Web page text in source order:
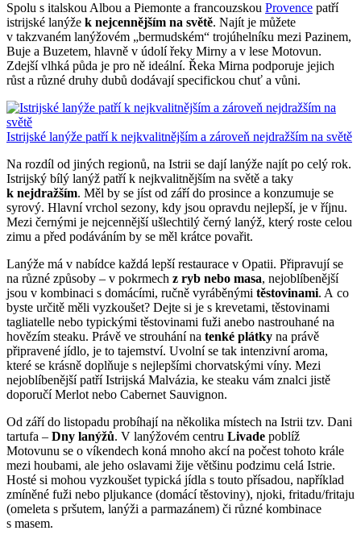
Spolu s italskou Albou a Piemonte a francouzskou Provence patří
istrijské lanýže k nejcennějším na světě. Najít je můžete
v takzvaném lanýžovém „bermudském“ trojúhelníku mezi Pazinem,
Buje a Buzetem, hlavně v údolí řeky Mirny a v lese Motovun.
Zdejší vlhká půda je pro ně ideální. Řeka Mirna podporuje jejich
růst a různé druhy dubů dodávají specifickou chuť a vůni.
Istrijské lanýže patří k nejkvalitnějším a zároveň nejdražším na světě
Na rozdíl od jiných regionů, na Istrii se dají lanýže najít po celý rok.
Istrijský bílý lanýž patří k nejkvalitnějším na světě a taky
k nejdražším. Měl by se jíst od září do prosince a konzumuje se
syrový. Hlavní vrchol sezony, kdy jsou opravdu nejlepší, je v říjnu.
Mezi černými je nejcennější ušlechtilý černý lanýž, který roste celou
zimu a před podáváním by se měl krátce povařit.
Lanýže má v nabídce každá lepší restaurace v Opatii. Připravují se
na různé způsoby – v pokrmech z ryb nebo masa, nejoblíbenější
jsou v kombinaci s domácími, ručně vyráběnými těstovinami. A co
byste určitě měli vyzkoušet? Dejte si je s krevetami, těstovinami
tagliatelle nebo typickými těstovinami fuži anebo nastrouhané na
hovězím steaku. Právě ve strouhání na tenké plátky na právě
připravené jídlo, je to tajemství. Uvolní se tak intenzivní aroma,
které se krásně doplňuje s nejlepšími chorvatskými víny. Mezi
nejoblíbenější patří Istrijská Malvázia, ke steaku vám znalci jistě
doporučí Merlot nebo Cabernet Sauvignon.
Od září do listopadu probíhají na několika místech na Istrii tzv. Dani
tartufa – Dny lanýžů. V lanýžovém centru Livade poblíž
Motovunu se o víkendech koná mnoho akcí na počest tohoto krále
mezi houbami, ale jeho oslavami žije většinu podzimu celá Istrie.
Hosté si mohou vyzkoušet typická jídla s touto přísadou, například
zmíněné fuži nebo pljukance (domácí těstoviny), njoki, fritadu/fritaju
(omeleta s pršutem, lanýži a parmazánem) či různé kombinace
s masem.